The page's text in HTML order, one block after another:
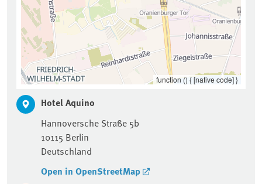
function () { [native code] }
Hotel Aquino
Hannoversche Straße 5b
10115 Berlin
Deutschland
Open in OpenStreetMap